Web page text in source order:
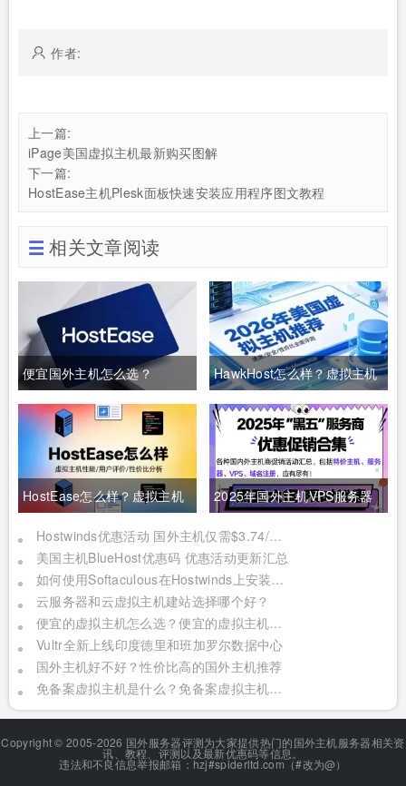
作者:
上一篇:
iPage美国虚拟主机最新购买图解
下一篇:
HostEase主机Plesk面板快速安装应用程序图文教程
相关文章阅读
便宜国外主机怎么选？
HostEase入门方案月费与配
置对比
HawkHost怎么样？虚拟主机
与分销主机租用分析
HostEase怎么样？虚拟主机
与VPS方案评测
2025年国外主机VPS服务器
黑五活动大盘点
Hostwinds优惠活动 国外主机仅需$3.74/月 国外VPS低至$4.99/月
美国主机BlueHost优惠码 优惠活动更新汇总
如何使用Softaculous在Hostwinds上安装WordPress？
云服务器和云虚拟主机建站选择哪个好？
便宜的虚拟主机怎么选？便宜的虚拟主机哪家好？
Vultr全新上线印度德里和班加罗尔数据中心
国外主机好不好？性价比高的国外主机推荐
免备案虚拟主机是什么？免备案虚拟主机推荐
Copyright © 2005-2026 国外服务器评测为大家提供热门的国外主机服务器相关资
讯、教程、评测以及最新优惠码等信息。
违法和不良信息举报邮箱：hzj#spiderltd.com（#改为@）